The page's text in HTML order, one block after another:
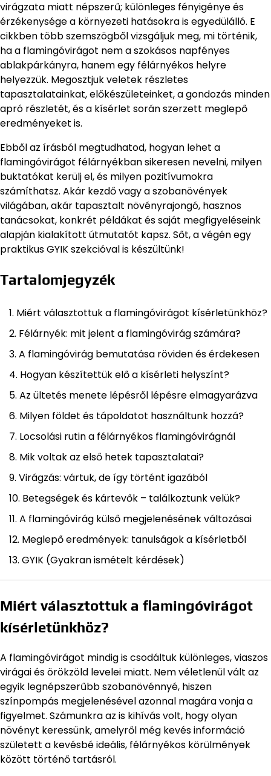
virágzata miatt népszerű; különleges fényigénye és
érzékenysége a környezeti hatásokra is egyedülálló. E
cikkben több szemszögből vizsgáljuk meg, mi történik,
ha a flamingóvirágot nem a szokásos napfényes
ablakpárkányra, hanem egy félárnyékos helyre
helyezzük. Megosztjuk veletek részletes
tapasztalatainkat, előkészületeinket, a gondozás minden
apró részletét, és a kísérlet során szerzett meglepő
eredményeket is.
Ebből az írásból megtudhatod, hogyan lehet a
flamingóvirágot félárnyékban sikeresen nevelni, milyen
buktatókat kerülj el, és milyen pozitívumokra
számíthatsz. Akár kezdő vagy a szobanövények
világában, akár tapasztalt növényrajongó, hasznos
tanácsokat, konkrét példákat és saját megfigyeléseink
alapján kialakított útmutatót kapsz. Sőt, a végén egy
praktikus GYIK szekcióval is készültünk!
Tartalomjegyzék
Miért választottuk a flamingóvirágot kísérletünkhöz?
Félárnyék: mit jelent a flamingóvirág számára?
A flamingóvirág bemutatása röviden és érdekesen
Hogyan készítettük elő a kísérleti helyszínt?
Az ültetés menete lépésről lépésre elmagyarázva
Milyen földet és tápoldatot használtunk hozzá?
Locsolási rutin a félárnyékos flamingóvirágnál
Mik voltak az első hetek tapasztalatai?
Virágzás: vártuk, de így történt igazából
Betegségek és kártevők – találkoztunk velük?
A flamingóvirág külső megjelenésének változásai
Meglepő eredmények: tanulságok a kísérletből
GYIK (Gyakran ismételt kérdések)
Miért választottuk a flamingóvirágot
kísérletünkhöz?
A flamingóvirágot mindig is csodáltuk különleges, viaszos
virágai és örökzöld levelei miatt. Nem véletlenül vált az
egyik legnépszerűbb szobanövénnyé, hiszen
színpompás megjelenésével azonnal magára vonja a
figyelmet. Számunkra az is kihívás volt, hogy olyan
növényt keressünk, amelyről még kevés információ
született a kevésbé ideális, félárnyékos körülmények
között történő tartásról.